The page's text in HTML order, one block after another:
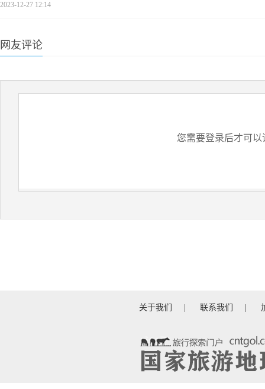
2023-12-27 12:14
网友评论
您需要登录后才可以
关于我们 联系我们